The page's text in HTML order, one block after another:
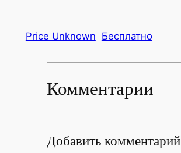
Price Unknown Бесплатно
Комментарии
Добавить комментарий